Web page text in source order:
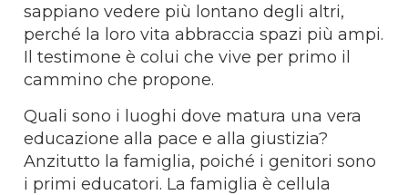
sappiano vedere più lontano degli altri,
perché la loro vita abbraccia spazi più ampi.
Il testimone è colui che vive per primo il
cammino che propone.
Quali sono i luoghi dove matura una vera
educazione alla pace e alla giustizia?
Anzitutto la famiglia, poiché i genitori sono
i primi educatori. La famiglia è cellula